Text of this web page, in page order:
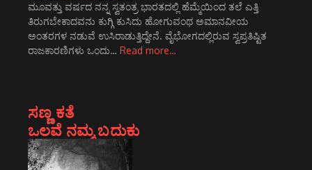
ಮೂವತ್ತು ವರ್ಷದ ನನ್ನ ಸ್ವತಂತ್ರ ಭಾರತದಲ್ಲಿ ಹೆಮ್ಮೆಯಿಂದ ತಲೆ ಎತ್ತಿ
ತಿರುಗಬೇಕಾದವನು ಕುಗ್ಗಿ ಕುಸಿದು ಹೋಗುವಂಥ ಅಮಾನವೀಯ
ಅಂತರಗಳ ನಡುವೆ ಉಸಿರಾಡುತ್ತಿದ್ದೇನೆ. ವೈಭೋಗದಲ್ಲಿರುವ ಸ್ವಪ್ರತಿಷ್ಟಿತ
ರಾಜಕಾರಣಿಗಳು ಒಂದು… Read more…
ಸಣ್ಣ ಕತೆ
ಒಲವೆ ನಮ್ಮ ಬದುಕು